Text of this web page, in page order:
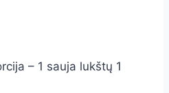
– 1 sauja lukštų 1